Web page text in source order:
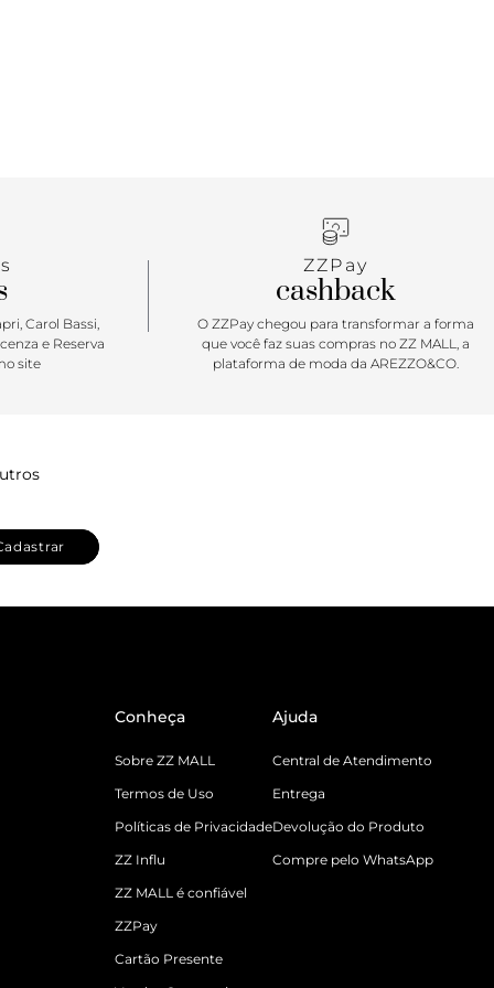
Carol Bassi,
e Reserva
site
ZZPay
cashback
O ZZPay chegou para transformar a forma
que você faz suas compras no ZZ MALL, a
plataforma de moda da AREZZO&CO.
Conheça
Sobre ZZ MALL
Termos de Uso
Políticas de Privacidade
ZZ Influ
ZZ MALL é confiável
ZZPay
Cartão Presente
Ajuda
Central de Atendimento
Entrega
Devolução do Produto
Compre pelo WhatsApp